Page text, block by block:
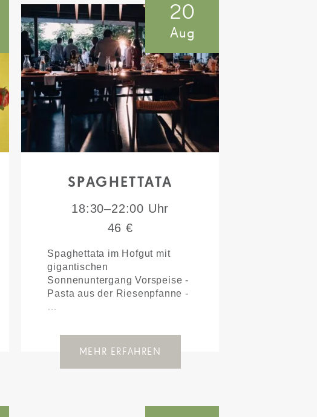
20
Aug
SPAGHETTATA
18:30–22:00 Uhr
46 €
Spaghettata im Hofgut mit
gigantischen
Sonnenuntergang Vorspeise -
Pasta aus der Riesenpfanne -
…
MEHR ERFAHREN